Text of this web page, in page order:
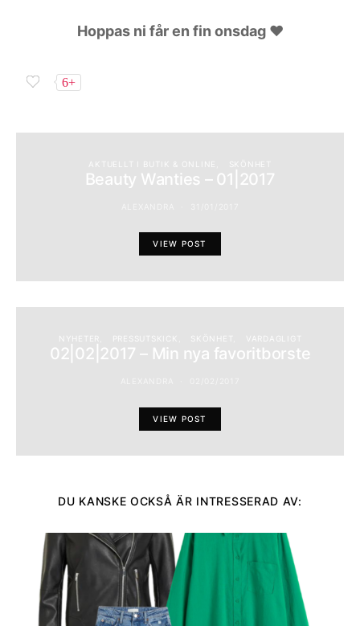
Hoppas ni får en fin onsdag ♥
6+
AKTUELLT I BUTIK & ONLINE SKÖNHET
Beauty Wanties – 01|2017
VIEW POST
NYHETER PRESSUTSKICK VARDAGLIGT
02|02|2017 – Min nya favoritborste
VIEW POST
DU KANSKE OCKSÅ ÄR INTRESSERAD AV: